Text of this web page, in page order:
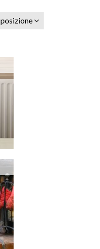
posizione